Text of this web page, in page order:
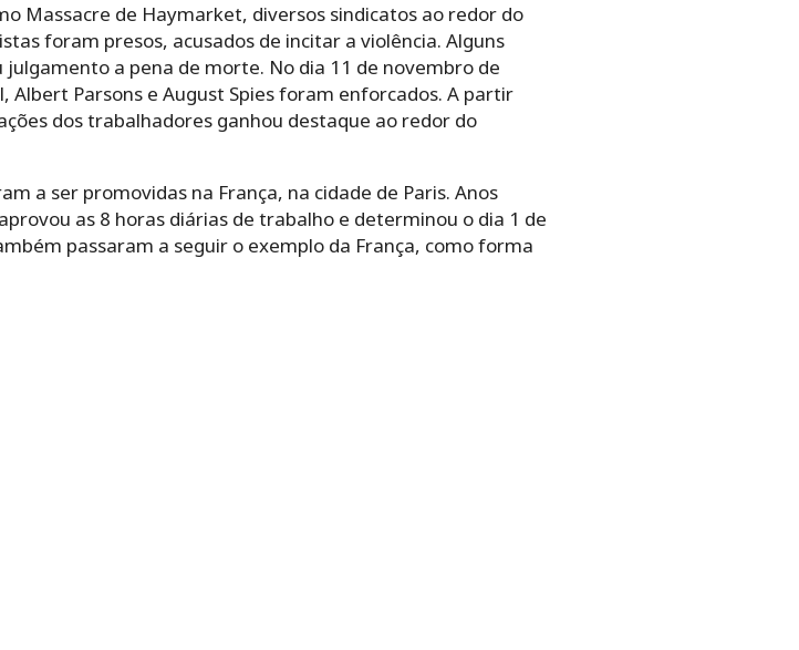
Massacre de Haymarket, diversos sindicatos ao redor do
foram presos, acusados de incitar a violência. Alguns
a pena de morte. No dia 11 de novembro de
Albert Parsons e August Spies foram enforcados. A partir
dos trabalhadores ganhou destaque ao redor do
a ser promovidas na França, na cidade de Paris. Anos
as 8 horas diárias de trabalho e determinou o dia 1 de
passaram a seguir o exemplo da França, como forma